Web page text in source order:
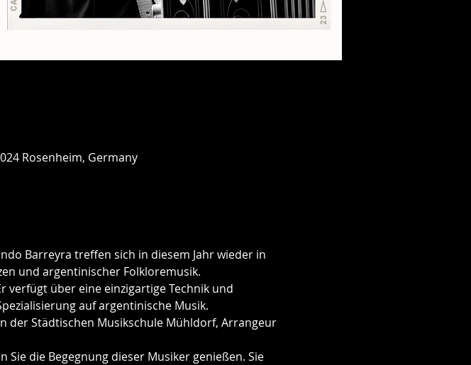
Rosenheim, Germany
Barreyra treffen sich in diesem Jahr wieder in
und argentinischer Folkloremusik.
verfügt über eine einzigartige Technik und
auf argentinische Musik.
der Städtischen Musikschule Mühldorf, Arrangeur
die Begegnung dieser Musiker genießen. Sie